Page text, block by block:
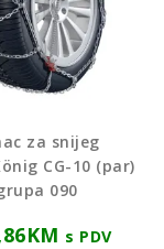
za snijeg
CG-10 (par)
090
KM s PDV